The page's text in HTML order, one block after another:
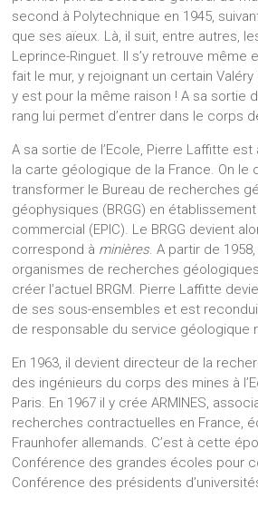
second à Polytechnique en 1945,
que ses aïeux. Là, il suit, entre autres,
Leprince-Ringuet. Il s’y retrouve même
fait le mur, y rejoignant un certain Valéry
y est pour la même raison ! A sa sortie
rang lui permet d’entrer dans le corps
A sa sortie de l’Ecole, Pierre Laffitte
la carte géologique de la France. On le
transformer le Bureau de recherches
géophysiques (BRGG) en
commercial (EPIC). Le BRGG devient
correspond à minières. A partir de
organismes de recherches
créer l’actuel BRGM. Pierre Laffitte
de ses sous-ensembles et est
de responsable du service géologique
En 1963, il devient directeur de la
des ingénieurs du corps des mines à
Paris. En 1967 il y crée ARMINES,
recherches contractuelles en France,
Fraunhofer allemands. C’est à cette
Conférence des grandes écoles pour
Conférence des présidents